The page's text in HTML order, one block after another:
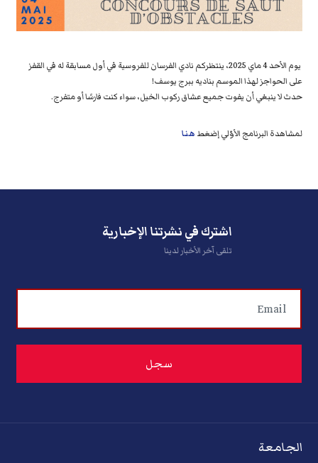
يوم الأحد 4 ماي 2025، ينتظركم نادي الفرسان للفروسية في أول مسابقة له في القفز
على الحواجز لهذا الموسم بناديه ببرج يوسف!
حدث لا ينبغي أن يفوت جميع عشاق ركوب الخيل، سواء كنت فارسًا أو متفرج.
لمشاهدة البرنامج الأوّلي إضغط هنا
اشترك في نشرتنا الإخبارية
تلقى آخر الأخبار لدينا
الجامعة